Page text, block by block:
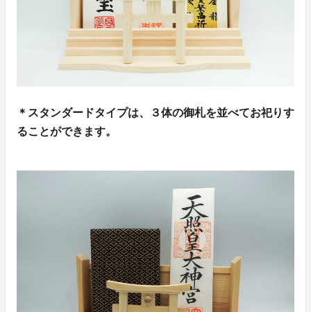
＊スタンダードタイプは、３体の御札を並べてお祀りす
ることができます。